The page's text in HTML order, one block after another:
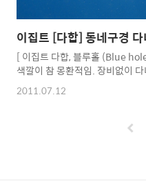
이집트 [다합] 동네구경
[ 이집트 다합, 블루홀 (Blue
색깔이 참 몽환적임. 장비없이
2011.07.12